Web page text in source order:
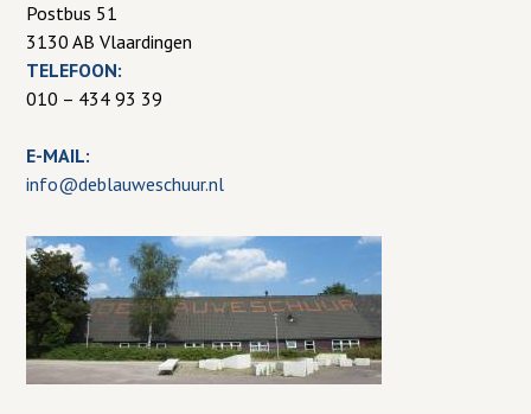
Postbus 51
3130 AB Vlaardingen
TELEFOON:
010 – 434 93 39
E-MAIL:
info@deblauweschuur.nl